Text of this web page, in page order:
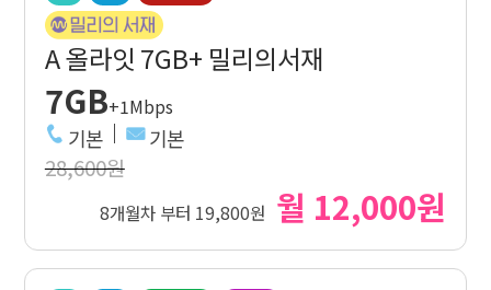
A 올라잇 7GB+ 밀리의서재
7GB+1Mbps
기본 기본
28,600원
8개월차 부터 19,800원 월 12,000원